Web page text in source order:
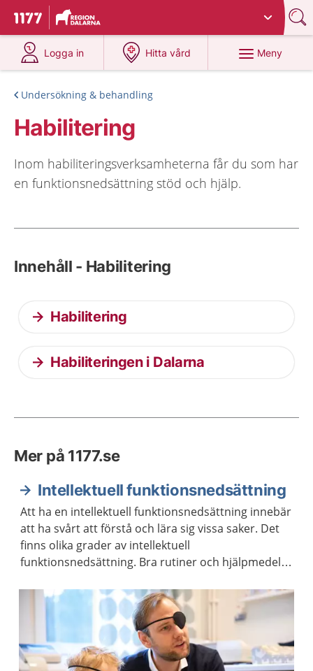
Till startsidan för 1177
Du har valt region
Logga in
på 1177.se
Hitta vård
på 1177.se
Meny
Undersökning & behandling
Habilitering
Inom habiliteringsverksamheterna får du som har
en funktionsnedsättning stöd och hjälp.
Innehåll - Habilitering
Habilitering
Habiliteringen i Dalarna
Mer på 1177.se
Intellektuell funktionsnedsättning
Att ha en intellektuell funktionsnedsättning innebär
att ha svårt att förstå och lära sig vissa saker. Det
finns olika grader av intellektuell
funktionsnedsättning. Bra rutiner och hjälpmedel